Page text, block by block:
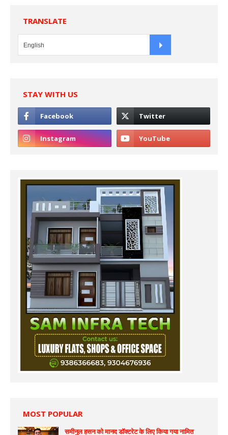
TRANSLATE
STAY WITH US
MOST POPULAR
समीनुल हसन को मानद डॉक्टरेट के लिए किया गया नामित